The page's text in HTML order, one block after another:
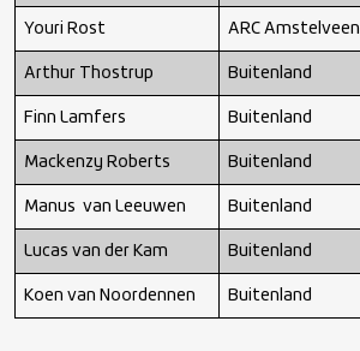
Youri Rost ARC Amstelveen
Arthur Thostrup Buitenland
Finn Lamfers Buitenland
Mackenzy Roberts Buitenland
Manus van Leeuwen Buitenland
Lucas van der Kam Buitenland
Koen van Noordennen Buitenland